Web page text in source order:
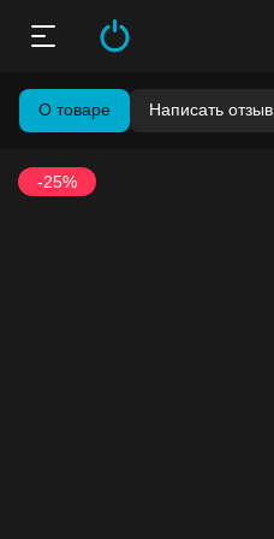
О товаре Написать отзыв
-25%